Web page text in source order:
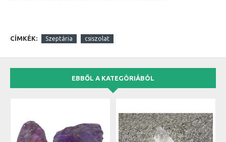
CÍMKÉK: Szeptária csiszolat
EBBŐL A KATEGÓRIÁBÓL